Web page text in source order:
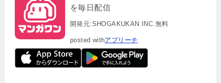
を毎日配信
開発元:SHOGAKUKAN INC.無料
posted withアプリーチ